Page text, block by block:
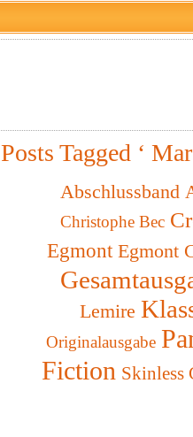
Posts Tagged ‘
Abschlussband
Christophe Bec
Egmont Egmont
Lemire
Originalausgabe
Fiction Skinless